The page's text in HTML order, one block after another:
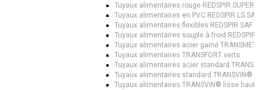
Tuyaux alimentaires rouge REDSPIR SUPER
Tuyaux alimentaires en PVC REDSPIR LS
Tuyaux alimentaires flexibles REDSPIR SAF
Tuyaux alimentaires souple à froid REDSPIR
Tuyaux alimentaires acier gainé
Tuyaux alimentaires TRANSFORT verts
Tuyaux alimentaires acier standard
Tuyaux alimentaires standard TRANSVIN®
Tuyaux alimentaires TRANSVIN® lisse haute